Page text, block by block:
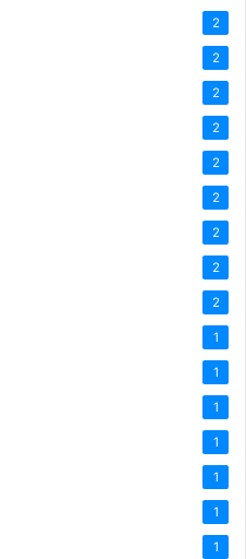
2
2
2
2
2
2
2
2
2
1
1
1
1
1
1
1